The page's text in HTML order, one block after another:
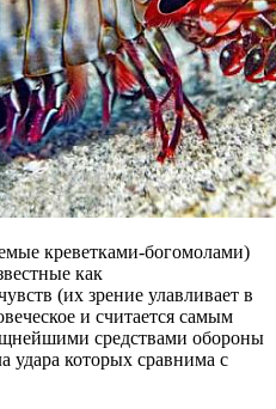
креветками-богомолами)
как
(их зрение улавливает в
и считается самым
средствами обороны
которых сравнима с